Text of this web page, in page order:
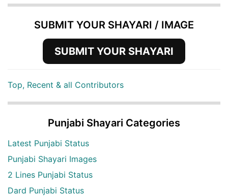
SUBMIT YOUR SHAYARI / IMAGE
SUBMIT YOUR SHAYARI
Top, Recent & all Contributors
Punjabi Shayari Categories
Latest Punjabi Status
Punjabi Shayari Images
2 Lines Punjabi Status
Dard Punjabi Status